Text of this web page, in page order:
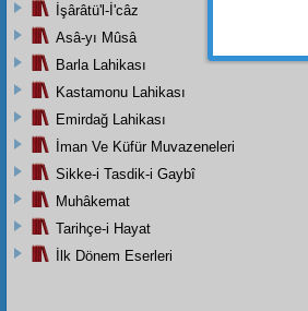
İşârâtü'l-İ'câz
Asâ-yı Mûsâ
Barla Lahikası
Kastamonu Lahikası
Emirdağ Lahikası
İman Ve Küfür Muvazeneleri
Sikke-i Tasdik-i Gaybî
Muhâkemat
Tarihçe-i Hayat
İlk Dönem Eserleri